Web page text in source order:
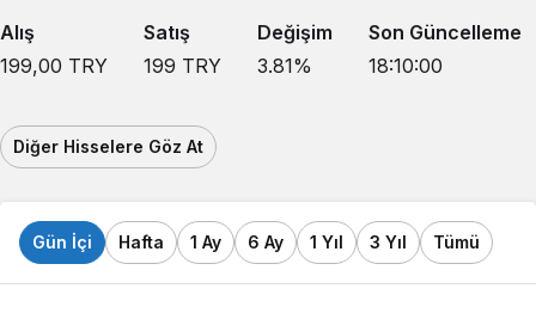
Alış
199,00 TRY
Satış
199 TRY
Değişim
3.81%
Son Güncelleme
18:10:00
Diğer Hisselere Göz At
Gün İçi Hafta 1 Ay 6 Ay 1 Yıl 3 Yıl Tümü